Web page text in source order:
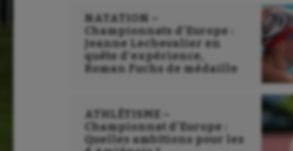
NATATION –
Championnats d’Europe :
Jeanne Lechevalier en
quête d’expérience,
Roman Fuchs de médaille
ATHLÉTISME –
Championnat d’Europe :
Quelles ambitions pour les